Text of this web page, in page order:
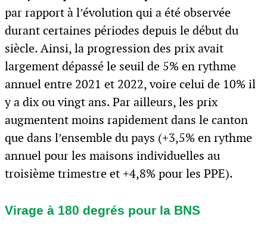
par rapport à l’évolution qui a été observée
durant certaines périodes depuis le début du
siècle. Ainsi, la progression des prix avait
largement dépassé le seuil de 5% en rythme
annuel entre 2021 et 2022, voire celui de 10% il
y a dix ou vingt ans. Par ailleurs, les prix
augmentent moins rapidement dans le canton
que dans l’ensemble du pays (+3,5% en rythme
annuel pour les maisons individuelles au
troisième trimestre et +4,8% pour les PPE).
Virage à 180 degrés pour la BNS